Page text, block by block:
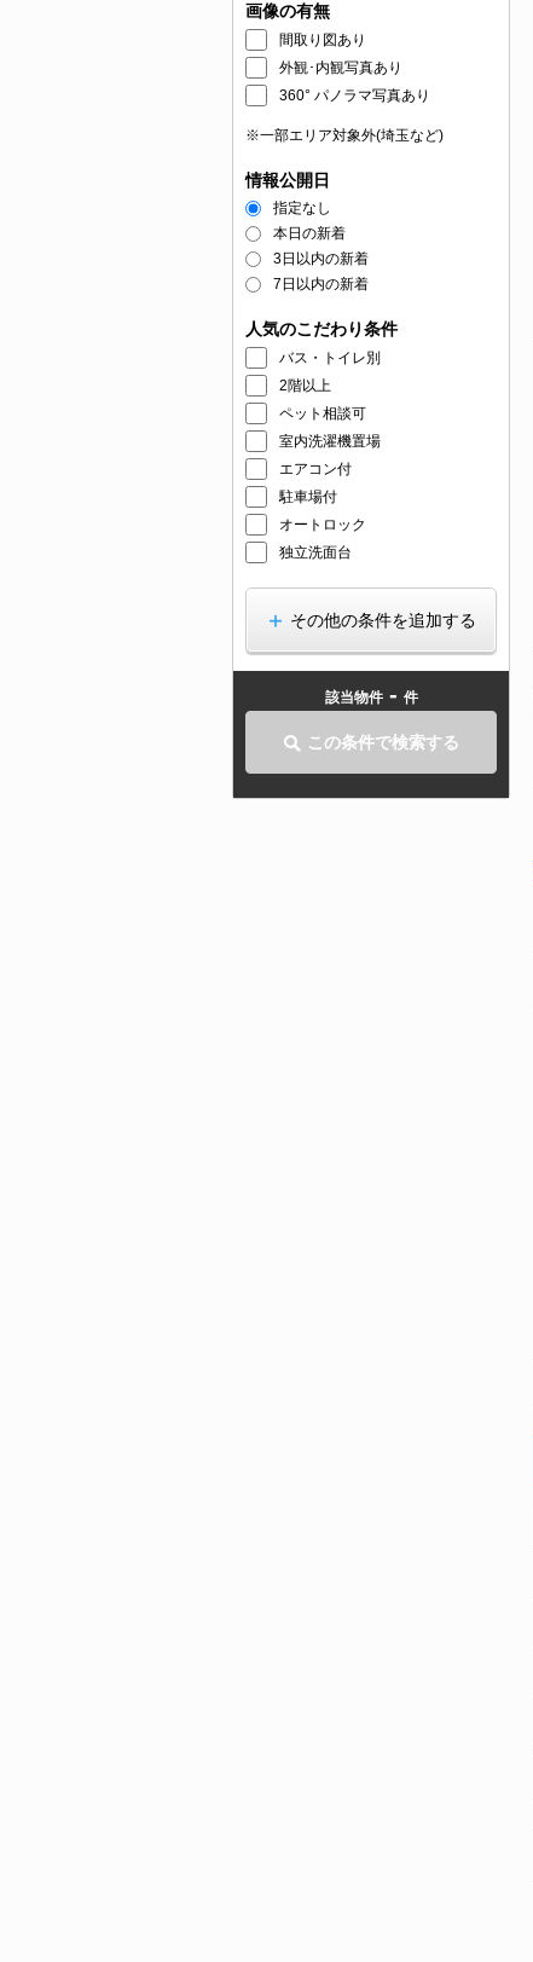
画像の有無
間取り図あり
外観･内観写真あり
360° パノラマ写真あり
※一部エリア対象外(埼玉など)
情報公開日
指定なし
本日の新着
3日以内の新着
7日以内の新着
人気のこだわり条件
バス・トイレ別
2階以上
ペット相談可
室内洗濯機置場
エアコン付
駐車場付
オートロック
独立洗面台
その他の条件を追加する
該当物件 - 件
この条件で検索する